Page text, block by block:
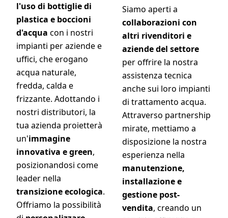
l'uso di bottiglie di
plastica e boccioni
d'acqua con i nostri
impianti per aziende e
uffici, che erogano
acqua naturale,
fredda, calda e
frizzante. Adottando i
nostri distributori, la
tua azienda proietterà
un'immagine
innovativa e green,
posizionandosi come
leader nella
transizione ecologica.
Offriamo la possibilità
Siamo aperti a
collaborazioni con
altri rivenditori e
aziende del settore
per offrire la nostra
assistenza tecnica
anche sui loro impianti
di trattamento acqua.
Attraverso partnership
mirate, mettiamo a
disposizione la nostra
esperienza nella
manutenzione,
installazione e
gestione post-
vendita, creando un